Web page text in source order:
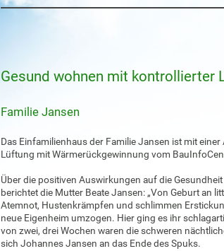
Gesund wohnen mit kontrollierter
Familie Jansen
Das Einfamilienhaus der Familie Jansen ist mit
Lüftung mit Wärmerückgewinnung vom
Über die positiven Auswirkungen auf die
berichtet die Mutter Beate Jansen: „Von Geburt an
Atemnot, Hustenkrämpfen und schlimmen
neue Eigenheim umzogen. Hier ging es ihr
von zwei, drei Wochen waren die schweren
sich Johannes Jansen an das Ende des Spuks.